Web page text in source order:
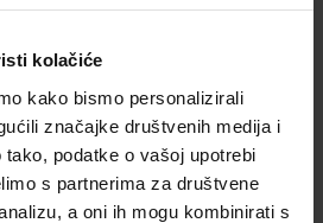
kolačiće
kako bismo personalizirali
značajke društvenih medija i
podatke o vašoj upotrebi
s partnerima za društvene
a oni ih mogu kombinirati s